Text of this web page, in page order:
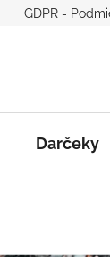
GDPR -
Darčeky